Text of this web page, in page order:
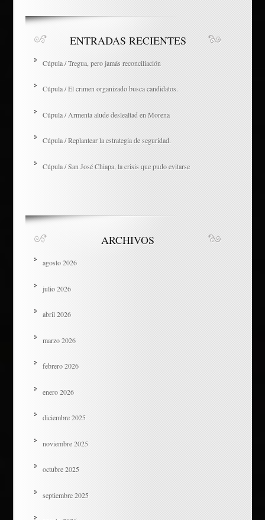
ENTRADAS RECIENTES
Cúpula / Tregua, pero jamás reconciliación
Cúpula / El crimen organizado busca candidatos.
Cúpula / Armenta alude deslealtad en Morena
Cúpula / Replantear la estrategia de seguridad.
Cúpula / San José Chiapa, la crisis que pudo evitarse
ARCHIVOS
agosto 2026
julio 2026
abril 2026
marzo 2026
febrero 2026
enero 2026
diciembre 2025
noviembre 2025
octubre 2025
septiembre 2025